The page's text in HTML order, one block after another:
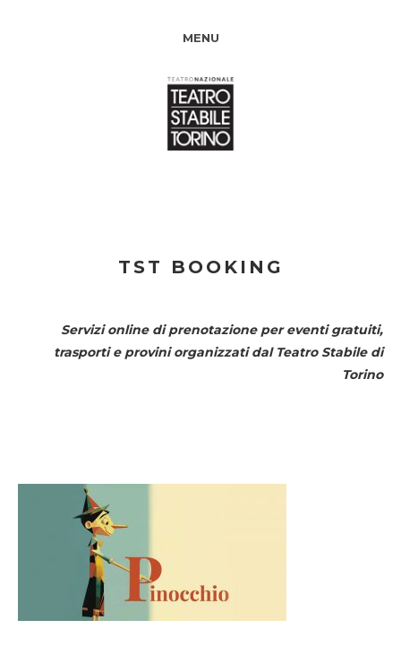
MENU
TST BOOKING
Servizi online di prenotazione per eventi gratuiti,
trasporti e provini organizzati dal Teatro Stabile di
Torino